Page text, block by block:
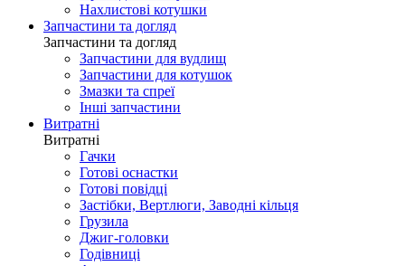
Нахлистові котушки
Запчастини та догляд
Запчастини та догляд
Запчастини для вудлищ
Запчастини для котушок
Змазки та спреї
Інші запчастини
Витратні
Витратні
Гачки
Готові оснастки
Готові повідці
Застібки, Вертлюги, Заводні кільця
Грузила
Джиг-головки
Годівниці